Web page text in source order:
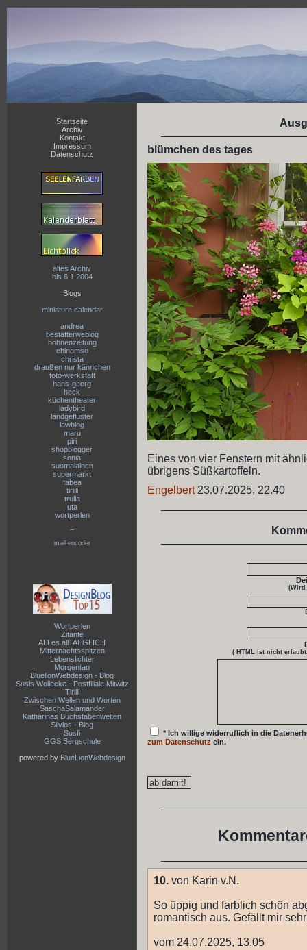
Startseite
Archiv
Kontakt
Impressum
Datenschutz
altes Archiv
bis 6.1.2004
Blogs
miniature calendar
andrea
bestatterweblog
bohnenzeitung
chinomso
christa
draußen nur kännchen
foto-werkstatt
hans-georg
heck
küchentheater
ladybird
landgeflüster
lawblog
maru
piri
shopblogger
sonia
suomalainen
supermarkt
tabea
tirilli
trulla
uta
wortperlen
--
mail encoder
Wortperlen
Zitante
ALLes allTAEGLICH
Mitternachtsspitzen
Lebenslichter
Morgentau
BluelionWebdesign - Blog
Susis Wollecke - Postfiliale Mitwitz
Tirilli
Zwischen Wellen und Worten
SaschaSalamander
Katharinas Buchstabenwelten
Silvios - Blog
Susfi
GGS Bergschule
powered by BlueLionWebdesign
blümchen des tages
Eines von vier Fenstern mit
übrigens Süßkartoffeln.
Engelbert23.07.2025, 22.40
(Wird
( HTML ist nicht
* Ich willige widerruflich in die
zum Datenschutz ein.
10. von Karin v.N.
So üppig und farblich schön
romantisch aus. Gefällt mir
vom 24.07.2025, 13.05